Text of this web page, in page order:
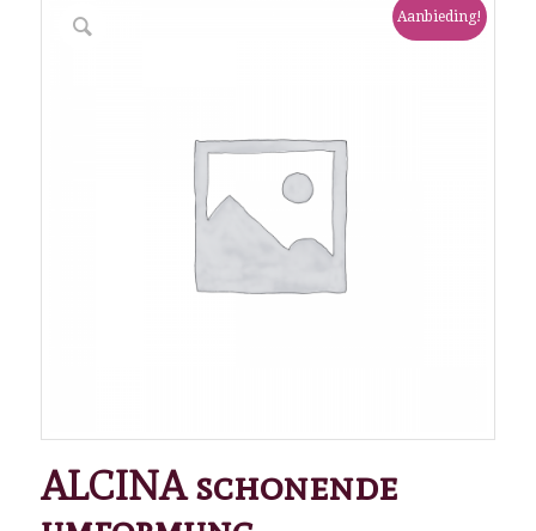
Aanbieding!
ALCINA schonende